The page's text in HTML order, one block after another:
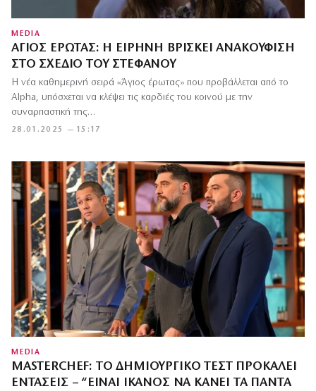
MEDIA
ΆΓΙΟΣ ΈΡΩΤΑΣ: Η ΕΙΡΉΝΗ ΒΡΊΣΚΕΙ ΑΝΑΚΟΎΦΙΣΗ
ΣΤΟ ΣΧΈΔΙΟ ΤΟΥ ΣΤΈΦΑΝΟΥ
28.01.2025 — 15:17
Η νέα καθημερινή σειρά «Άγιος έρωτας» που προβάλλεται από το
Alpha, υπόσχεται να κλέψει τις καρδιές του κοινού με την
συναρπαστική της…
MEDIA
MASTERCHEF: ΤΟ ΔΗΜΙΟΥΡΓΙΚΌ ΤΕΣΤ ΠΡΟΚΑΛΕΊ
ΕΝΤΆΣΕΙΣ – “ΕΊΝΑΙ ΙΚΑΝΌΣ ΝΑ ΚΆΝΕΙ ΤΑ ΠΆΝΤΑ